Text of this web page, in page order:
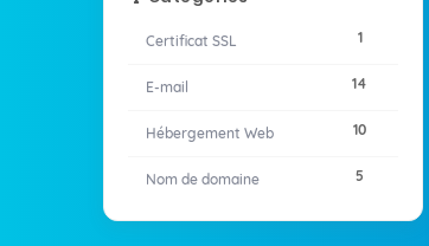
1
Certificat SSL
14
E-mail
10
Hébergement Web
5
Nom de domaine